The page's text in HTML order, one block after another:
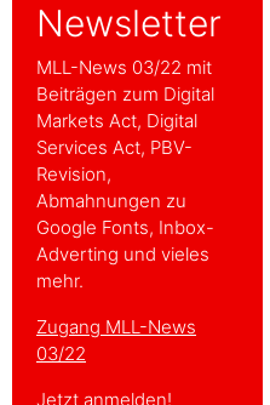
Newsletter
MLL-News 03/22 mit
Beiträgen zum Digital
Markets Act, Digital
Services Act, PBV-
Revision,
Abmahnungen zu
Google Fonts, Inbox-
Adverting und vieles
mehr.
Zugang MLL-News
03/22
Jetzt anmelden!